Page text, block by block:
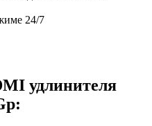
24/7
удлинителя